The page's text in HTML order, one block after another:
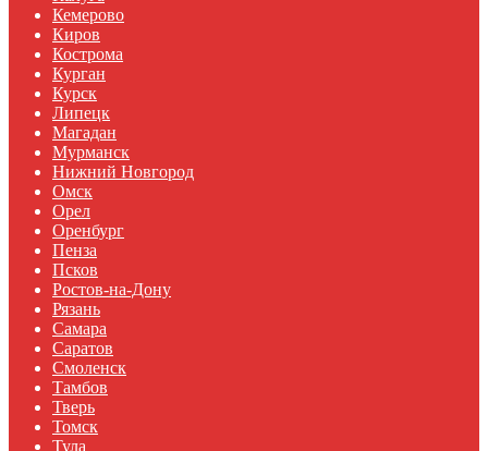
Кемерово
Киров
Кострома
Курган
Курск
Липецк
Магадан
Мурманск
Нижний Новгород
Омск
Орел
Оренбург
Пенза
Псков
Ростов-на-Дону
Рязань
Самара
Саратов
Смоленск
Тамбов
Тверь
Томск
Тула